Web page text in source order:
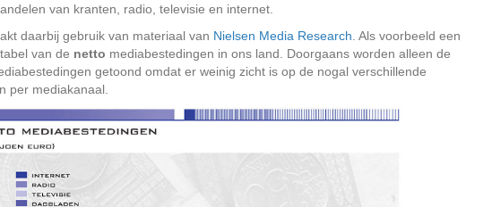
van kranten, radio, televisie en internet.
daarbij gebruik van materiaal van Nielsen Media Research . Als voorbeeld een
van de netto mediabestedingen in ons land. Doorgaans worden alleen de
getoond omdat er weinig zicht is op de nogal verschillende
per mediakanaal.